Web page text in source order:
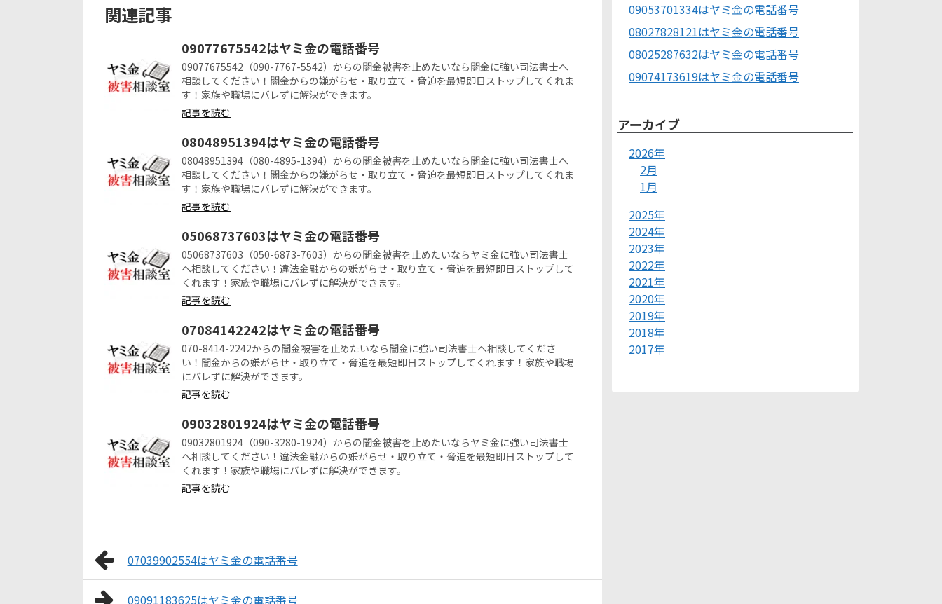
関連記事
09077675542はヤミ金の電話番号
09077675542（090-7767-5542）からの闇金被害を止めたいなら闇金に強い司法書士へ
相談してください！闇金からの嫌がらせ・取り立て・脅迫を最短即日ストップしてくれま
す！家族や職場にバレずに解決ができます。
記事を読む
08048951394はヤミ金の電話番号
08048951394（080-4895-1394）からの闇金被害を止めたいなら闇金に強い司法書士へ
相談してください！闇金からの嫌がらせ・取り立て・脅迫を最短即日ストップしてくれま
す！家族や職場にバレずに解決ができます。
記事を読む
05068737603はヤミ金の電話番号
05068737603（050-6873-7603）からの闇金被害を止めたいならヤミ金に強い司法書士
へ相談してください！違法金融からの嫌がらせ・取り立て・脅迫を最短即日ストップして
くれます！家族や職場にバレずに解決ができます。
記事を読む
07084142242はヤミ金の電話番号
070-8414-2242からの闇金被害を止めたいなら闇金に強い司法書士へ相談してくださ
い！闇金からの嫌がらせ・取り立て・脅迫を最短即日ストップしてくれます！家族や職場
にバレずに解決ができます。
記事を読む
09032801924はヤミ金の電話番号
09032801924（090-3280-1924）からの闇金被害を止めたいならヤミ金に強い司法書士
へ相談してください！違法金融からの嫌がらせ・取り立て・脅迫を最短即日ストップして
くれます！家族や職場にバレずに解決ができます。
記事を読む
07039902554はヤミ金の電話番号
09091183625はヤミ金の電話番号
09053701334はヤミ金の電話番号
08027828121はヤミ金の電話番号
08025287632はヤミ金の電話番号
09074173619はヤミ金の電話番号
アーカイブ
2026年
2月
1月
2025年
2024年
2023年
2022年
2021年
2020年
2019年
2018年
2017年